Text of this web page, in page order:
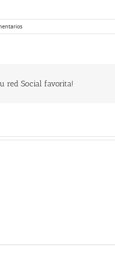
red Social favorita!